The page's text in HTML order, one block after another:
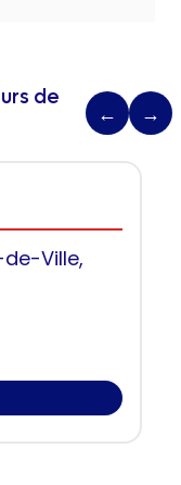
de
← →
Ville,